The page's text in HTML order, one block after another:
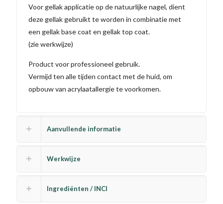
Voor gellak applicatie op de natuurlijke nagel, dient
deze gellak gebruikt te worden in combinatie met
een gellak base coat en gellak top coat.
(zie werkwijze)
Product voor professioneel gebruik.
Vermijd ten alle tijden contact met de huid, om
opbouw van acrylaatallergie te voorkomen.
Aanvullende informatie
Werkwijze
Ingrediënten / INCI